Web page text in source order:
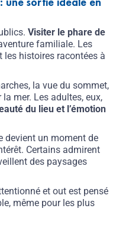
Visiter le phare de
familiale. Les
les histoires racontées à
la vue du sommet,
mer. Les adultes, eux,
du lieu et l’émotion
devient un moment de
Certains admirent
des paysages
et out est pensé
même pour les plus